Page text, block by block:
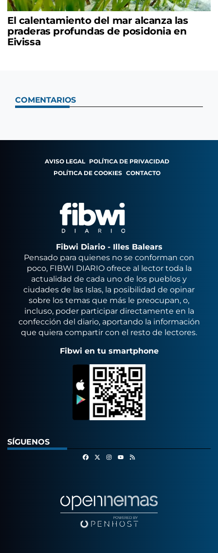
El calentamiento del mar alcanza las
praderas profundas de posidonia en
Eivissa
COMENTARIOS
AVISO LEGAL POLÍTICA DE PRIVACIDAD
POLÍTICA DE COOKIES CONTACTO
Fibwi Diario - Illes Balears
Pensado para quienes no se conforman con
poco, FIBWI DIARIO ofrece al lector toda la
actualidad de cada uno de los pueblos y
ciudades de las Islas, la posibilidad de opinar
sobre los temas que más le preocupan, o,
incluso, poder participar directamente en la
confección del diario, aportando la información
que quiera compartir con el resto de lectores.
Fibwi en tu smartphone
SÍGUENOS
FacebookInstagram